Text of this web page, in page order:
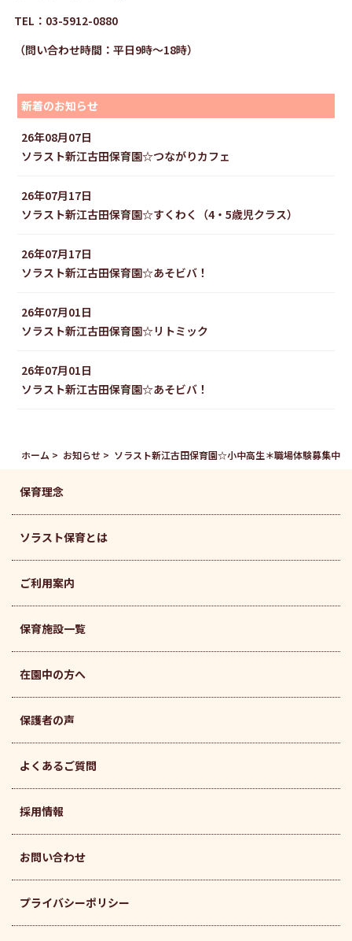
TEL：03-5912-0880
（問い合わせ時間：平日9時～18時）
新着のお知らせ
26年08月07日
ソラスト新江古田保育園☆つながりカフェ
26年07月17日
ソラスト新江古田保育園☆すくわく（4・5歳児クラス）
26年07月17日
ソラスト新江古田保育園☆あそビバ！
26年07月01日
ソラスト新江古田保育園☆リトミック
26年07月01日
ソラスト新江古田保育園☆あそビバ！
ホーム お知らせ ソラスト新江古田保育園☆小中高生＊職場体験募集中
保育理念
ソラスト保育とは
ご利用案内
保育施設一覧
在園中の方へ
保護者の声
よくあるご質問
採用情報
お問い合わせ
プライバシーポリシー